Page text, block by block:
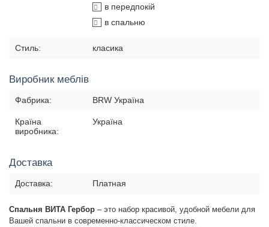
в передпокій
в спальню
Стиль: класика
Виробник меблів
Фабрика: BRW Україна
Країна
виробника:
Україна
Доставка
Доставка: Платная
Спальня ВИТА Гербор – это набор красивой, удобной мебели для
Вашей спальни в современно-классическом стиле.